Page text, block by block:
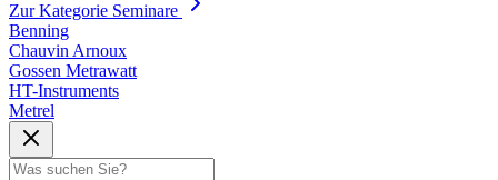
Zur Kategorie Seminare
Benning
Chauvin Arnoux
Gossen Metrawatt
HT-Instruments
Metrel